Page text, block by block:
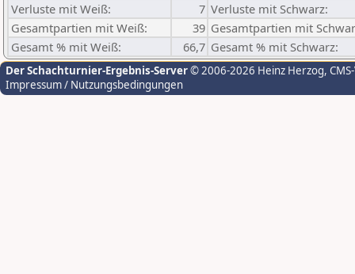
Verluste mit Weiß:
7 Verluste mit Schwarz:
Gesamtpartien mit Weiß:
39 Gesamtpartien mit
Gesamt % mit Weiß:
66,7 Gesamt % mit Schwarz:
Der Schachturnier-Ergebnis-Server© 2006-2026 Heinz Herzog,
Impressum / Nutzungsbedingungen